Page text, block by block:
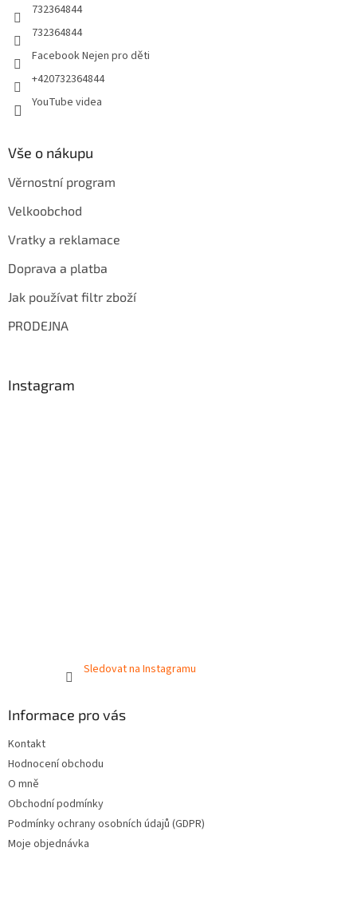
732364844
732364844
Facebook Nejen pro děti
+420732364844
YouTube videa
Vše o nákupu
Věrnostní program
Velkoobchod
Vratky a reklamace
Doprava a platba
Jak používat filtr zboží
PRODEJNA
Instagram
Sledovat na Instagramu
Informace pro vás
Kontakt
Hodnocení obchodu
O mně
Obchodní podmínky
Podmínky ochrany osobních údajů (GDPR)
Moje objednávka